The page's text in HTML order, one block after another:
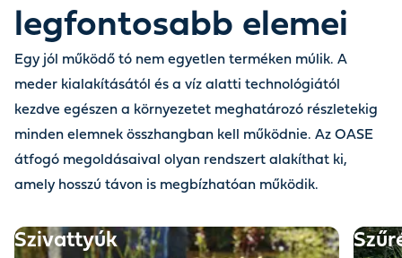
Before
legfontosabb elemei
Egy jól működő tó nem egyetlen terméken múlik. A
meder kialakításától és a víz alatti technológiától
kezdve egészen a környezetet meghatározó részletekig
minden elemnek összhangban kell működnie. Az OASE
átfogó megoldásaival olyan rendszert alakíthat ki,
amely hosszú távon is megbízhatóan működik.
Szivattyúk